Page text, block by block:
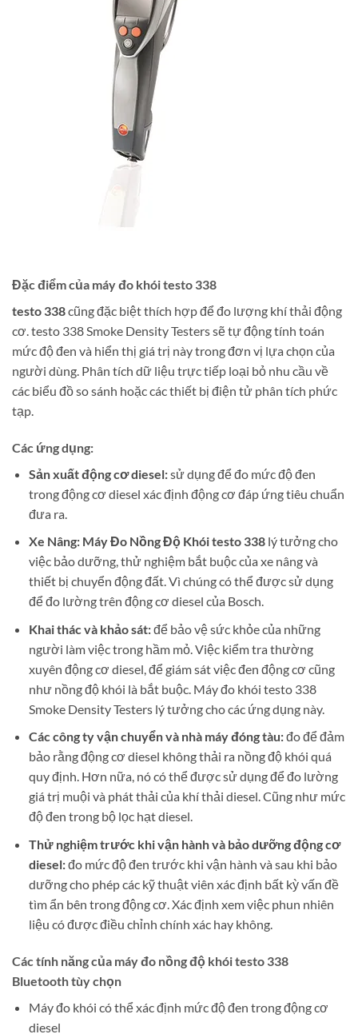
Đặc điểm của máy đo khói testo 338
testo 338cũng đặc biệt thích hợp để đo lượng khí thải động
cơ. testo 338 Smoke Density Testers sẽ tự động tính toán
mức độ đen và hiển thị giá trị này trong đơn vị lựa chọn của
người dùng. Phân tích dữ liệu trực tiếp loại bỏ nhu cầu về
các biểu đồ so sánh hoặc các thiết bị điện tử phân tích phức
tạp.
Các ứng dụng:
Sản xuất động cơ diesel:sử dụng để đo mức độ đen
trong động cơ diesel xác định động cơ đáp ứng tiêu chuẩn
đưa ra.
Xe Nâng: Máy Đo Nồng Độ Khói testo 338lý tưởng cho
việc bảo dưỡng, thử nghiệm bắt buộc của xe nâng và
thiết bị chuyển động đất. Vì chúng có thể được sử dụng
để đo lường trên động cơ diesel của Bosch.
Khai thác và khảo sát:để bảo vệ sức khỏe của những
người làm việc trong hầm mỏ. Việc kiểm tra thường
xuyên động cơ diesel, để giám sát việc đen động cơ cũng
như nồng độ khói là bắt buộc. Máy đo khói testo 338
Smoke Density Testers lý tưởng cho các ứng dụng này.
Các công ty vận chuyển và nhà máy đóng tàu:đo để đảm
bảo rằng động cơ diesel không thải ra nồng độ khói quá
quy định. Hơn nữa, nó có thể được sử dụng để đo lường
giá trị muội và phát thải của khí thải diesel. Cũng như mức
độ đen trong bộ lọc hạt diesel.
Thử nghiệm trước khi vận hành và bảo dưỡng động cơ
diesel:đo mức độ đen trước khi vận hành và sau khi bảo
dưỡng cho phép các kỹ thuật viên xác định bất kỳ vấn đề
tìm ẩn bên trong động cơ. Xác định xem việc phun nhiên
liệu có được điều chỉnh chính xác hay không.
Các tính năng của máy đo nồng độ khói testo 338
Bluetooth tùy chọn
Máy đo khói có thể xác định mức độ đen trong động cơ
diesel